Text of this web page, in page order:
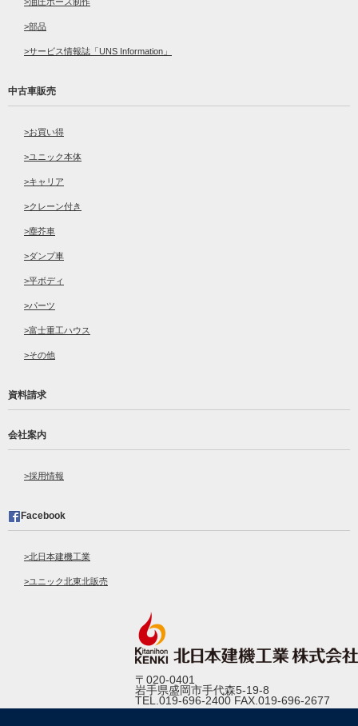
部品
サービス情報誌「UNS Information」
中古車販売
お買い得
ユニック本体
キャリア
クレーン付き
塵芥車
ダンプ車
平ボディ
パーツ
富士重工ハウス
その他
資料請求
会社案内
採用情報
Facebook
北日本建機工業
ユニック北東北販売
〒020-0401
岩手県盛岡市手代森5-19-8
TEL.019-696-2400 FAX.019-696-2677